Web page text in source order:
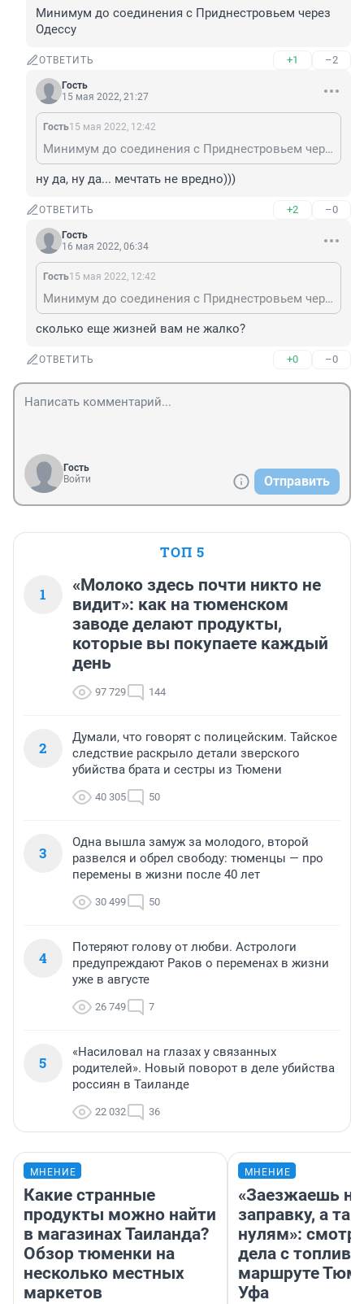
Минимум до соединения с Приднестровьем через
Одессу
ОТВЕТИТЬ +1 –2
Гость
15 мая 2022, 21:27
Гость15 мая 2022, 12:42
Минимум до соединения с Приднестровьем через Одессу
ну да, ну да... мечтать не вредно)))
ОТВЕТИТЬ +2 –0
Гость
16 мая 2022, 06:34
Гость15 мая 2022, 12:42
Минимум до соединения с Приднестровьем через Одессу
сколько еще жизней вам не жалко?
ОТВЕТИТЬ +0 –0
Гость
Войти
Отправить
ТОП 5
1
«Молоко здесь почти никто не
видит»: как на тюменском
заводе делают продукты,
которые вы покупаете каждый
день
97 729 144
2
Думали, что говорят с полицейским. Тайское
следствие раскрыло детали зверского
убийства брата и сестры из Тюмени
40 305 50
3
Одна вышла замуж за молодого, второй
развелся и обрел свободу: тюменцы — про
перемены в жизни после 40 лет
30 499 50
4
Потеряют голову от любви. Астрологи
предупреждают Раков о переменах в жизни
уже в августе
26 749 7
5
«Насиловал на глазах у связанных
родителей». Новый поворот в деле убийства
россиян в Таиланде
22 032 36
МНЕНИЕ
Какие странные
продукты можно найти
в магазинах Таиланда?
Обзор тюменки на
несколько местных
маркетов
МНЕНИЕ
«Заезжаешь на
заправку, а
нулям»:
дела с
маршруте
Уфа